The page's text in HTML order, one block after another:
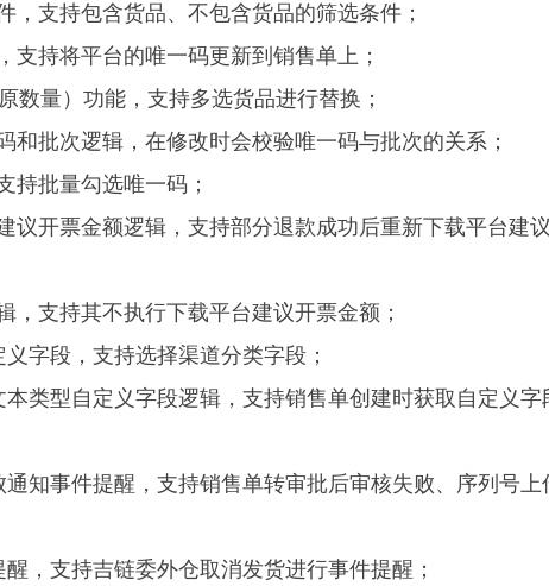
支持包含货品、不包含货品的筛选条件；
持将平台的唯一码更新到销售单上；
数量）功能，支持多选货品进行替换；
批次逻辑，在修改时会校验唯一码与批次的关系；
持批量勾选唯一码；
议开票金额逻辑，支持部分退款成功后重新下载平台建
，支持其不执行下载平台建议开票金额；
字段，支持选择渠道分类字段；
类型自定义字段逻辑，支持销售单创建时获取自定义字
知事件提醒，支持销售单转审批后审核失败、序列号上
，支持吉链委外仓取消发货进行事件提醒；